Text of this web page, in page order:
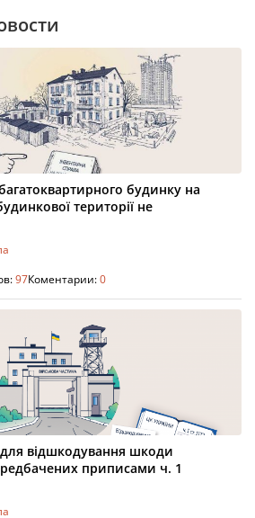
будинку на
території не
97Коментарии:0
відшкодування шкоди
приписами ч. 1